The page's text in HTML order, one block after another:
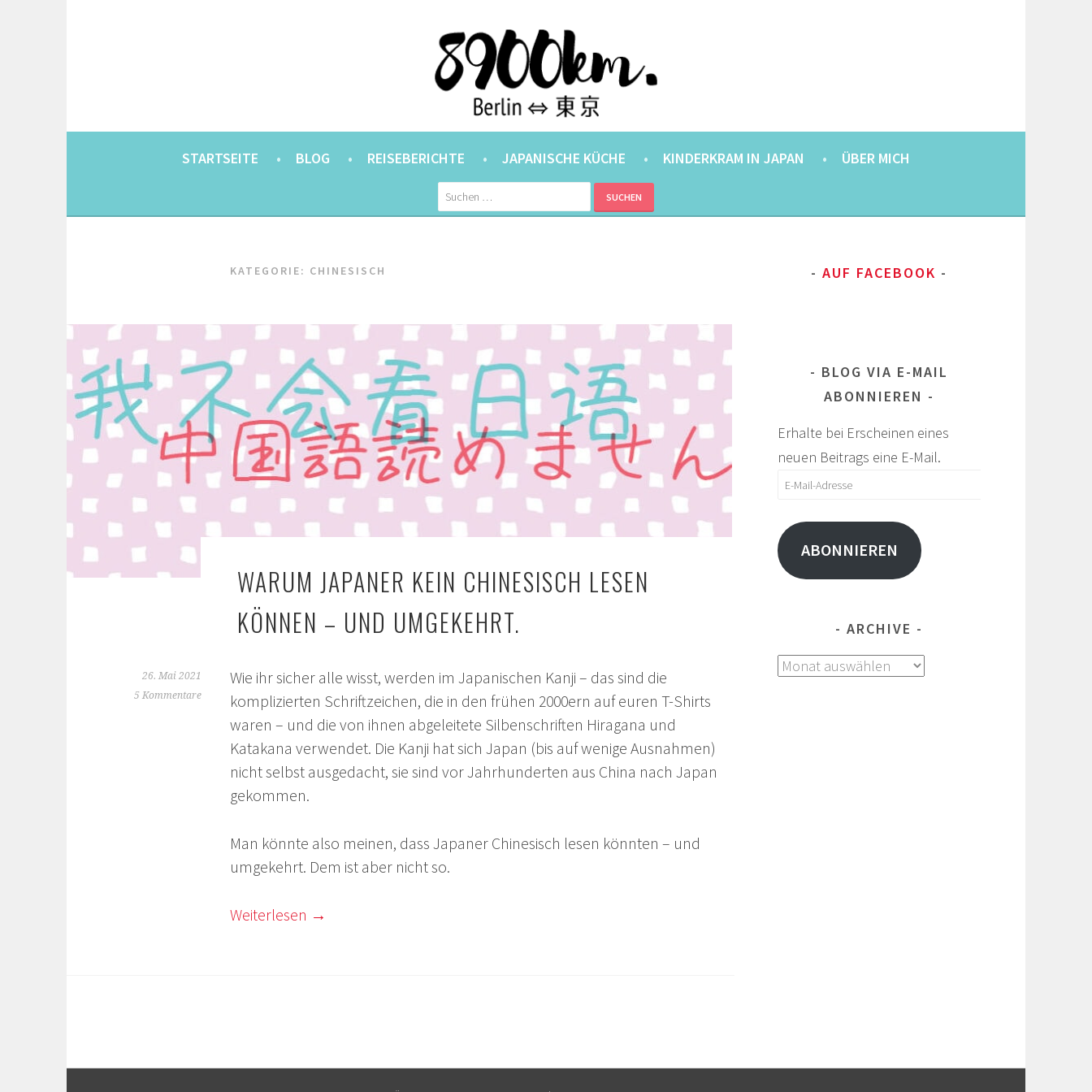
STARTSEITE BLOG REISEBERICHTE JAPANISCHE KÜCHE KINDERKRAM IN JAPAN
ÜBER MICH
Suchen
nach:
KATEGORIE: CHINESISCH
WARUM JAPANER KEIN CHINESISCH LESEN
KÖNNEN – UND UMGEKEHRT.
26. Mai 2021
5 Kommentare
Wie ihr sicher alle wisst, werden im Japanischen Kanji – das sind die
komplizierten Schriftzeichen, die in den frühen 2000ern auf euren T-Shirts
waren – und die von ihnen abgeleitete Silbenschriften Hiragana und
Katakana verwendet. Die Kanji hat sich Japan (bis auf wenige Ausnahmen)
nicht selbst ausgedacht, sie sind vor Jahrhunderten aus China nach Japan
gekommen.
Man könnte also meinen, dass Japaner Chinesisch lesen könnten – und
umgekehrt. Dem ist aber nicht so.
Weiterlesen →
AUF FACEBOOK
BLOG VIA E-MAIL
ABONNIEREN
Erhalte bei Erscheinen eines
neuen Beitrags eine E-Mail.
E-
Adresse
ABONNIEREN
ARCHIVE
Archive